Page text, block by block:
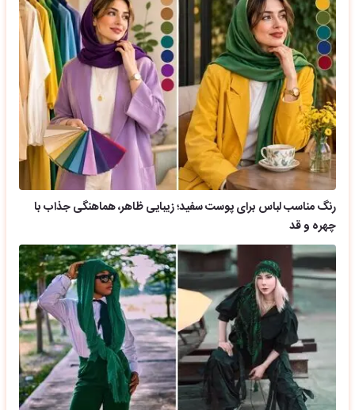
رنگ مناسب لباس برای پوست سفید؛ زیبایی ظاهر، هماهنگی جذاب با
چهره و قد